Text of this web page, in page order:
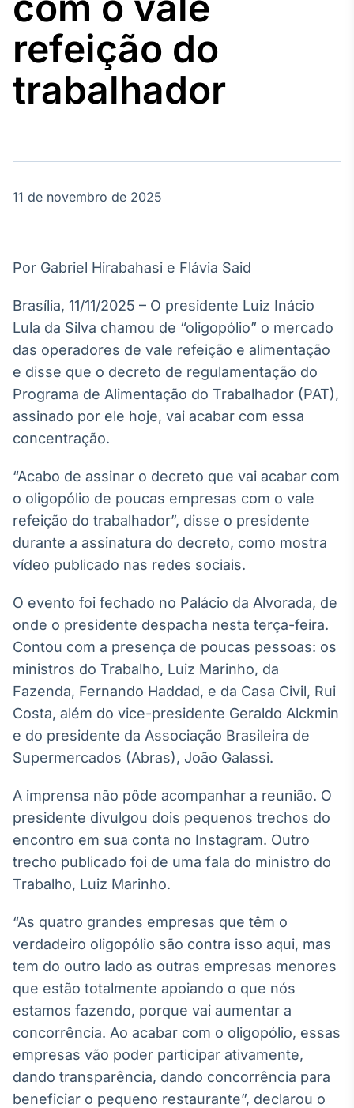
Agro
Tudo sobre o
agronegócio
O setor de
no Brasil
Broadcast
White Label
Plataforma para
conteúdos
personalizados
Soluções de Dados
Broadcast
OTC
Plataforma para
ativos
Broadcast
Datafeed
integração de
conteúdos e
Broadcast
Ticker
Cotações e
Broadcast
Widgets
Wallboard
Conteúdos e
dados para
Broadcast
Curadoria
refeição do
trabalhador
11 de novembro de 2025
Por Gabriel Hirabahasi e Flávia Said
Brasília, 11/11/2025 – O presidente Luiz Inácio
Lula da Silva chamou de “oligopólio” o mercado
das operadores de vale refeição e alimentação
e disse que o decreto de regulamentação do
Programa de Alimentação do Trabalhador (PAT),
assinado por ele hoje, vai acabar com essa
concentração.
“Acabo de assinar o decreto que vai acabar com
o oligopólio de poucas empresas com o vale
refeição do trabalhador”, disse o presidente
durante a assinatura do decreto, como mostra
vídeo publicado nas redes sociais.
O evento foi fechado no Palácio da Alvorada, de
onde o presidente despacha nesta terça-feira.
Contou com a presença de poucas pessoas: os
ministros do Trabalho, Luiz Marinho, da
Fazenda, Fernando Haddad, e da Casa Civil, Rui
Costa, além do vice-presidente Geraldo Alckmin
e do presidente da Associação Brasileira de
Supermercados (Abras), João Galassi.
A imprensa não pôde acompanhar a reunião. O
presidente divulgou dois pequenos trechos do
encontro em sua conta no Instagram. Outro
trecho publicado foi de uma fala do ministro do
Trabalho, Luiz Marinho.
“As quatro grandes empresas que têm o
verdadeiro oligopólio são contra isso aqui, mas
tem do outro lado as outras empresas menores
que estão totalmente apoiando o que nós
estamos fazendo, porque vai aumentar a
concorrência. Ao acabar com o oligopólio, essas
empresas vão poder participar ativamente,
dando transparência, dando concorrência para
beneficiar o pequeno restaurante”, declarou o